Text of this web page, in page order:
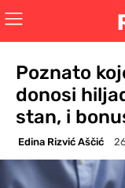
Poznato
donosi
stan, i
Edina Rizvić Aščić